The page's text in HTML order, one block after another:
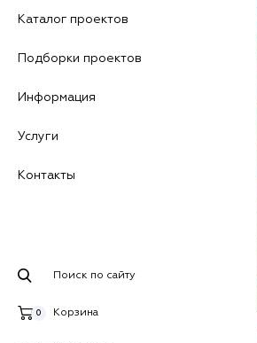
Каталог проектов
Подборки проектов
Информация
Услуги
Контакты
Поиск по сайту
Корзина
0